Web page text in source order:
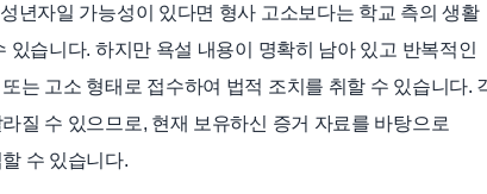
년자일 가능성이 있다면 형사 고소보다는 학교 측의 생활
습니다. 하지만 욕설 내용이 명확히 남아 있고 반복적인
는 고소 형태로 접수하여 법적 조치를 취할 수 있습니다.
질 수 있으므로, 현재 보유하신 증거 자료를 바탕으로
수 있습니다.